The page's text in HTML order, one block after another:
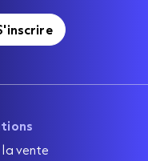
la vente